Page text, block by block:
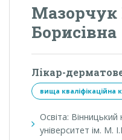
Мазорчук
Борисівна
Лікар-
вища кваліфікаційна
Освіта:
університет ім. М.